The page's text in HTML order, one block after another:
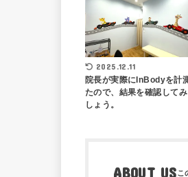
2025.12.11
院長が実際にInBodyを計
たので、結果を確認してみ
しょう。
ABOUT US